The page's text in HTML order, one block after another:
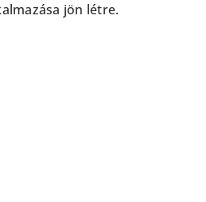
jön létre.